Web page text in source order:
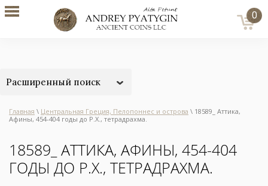
0
Расширенный поиск
Главная \ Центральная Греция, Пелопоннес и острова \ 18589_ Аттика,
Афины, 454-404 годы до Р.Х., тетрадрахма.
18589_ АТТИКА, АФИНЫ, 454-404
ГОДЫ ДО Р.Х., ТЕТРАДРАХМА.